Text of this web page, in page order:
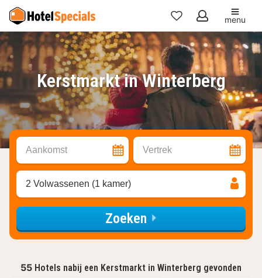
Mijn
favorieten
menu
Kerstmarkt in Winterberg
Aankomst Vertrek
2 Volwassenen (1 kamer)
Zoeken
55 Hotels nabij een Kerstmarkt in Winterberg gevonden